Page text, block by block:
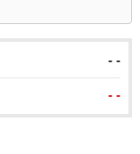
- -
- -